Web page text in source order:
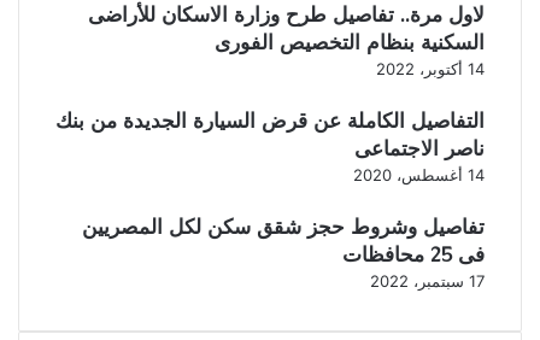
لاول مرة.. تفاصيل طرح وزارة الاسكان للأراضى
السكنية بنظام التخصيص الفورى
14 أكتوبر، 2022
التفاصيل الكاملة عن قرض السيارة الجديدة من بنك
ناصر الاجتماعى
14 أغسطس، 2020
تفاصيل وشروط حجز شقق سكن لكل المصريين
فى 25 محافظات
17 سبتمبر، 2022